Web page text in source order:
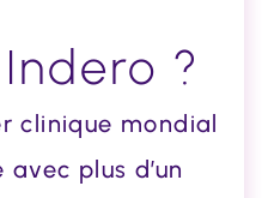
?
clinique mondial
plus d’un